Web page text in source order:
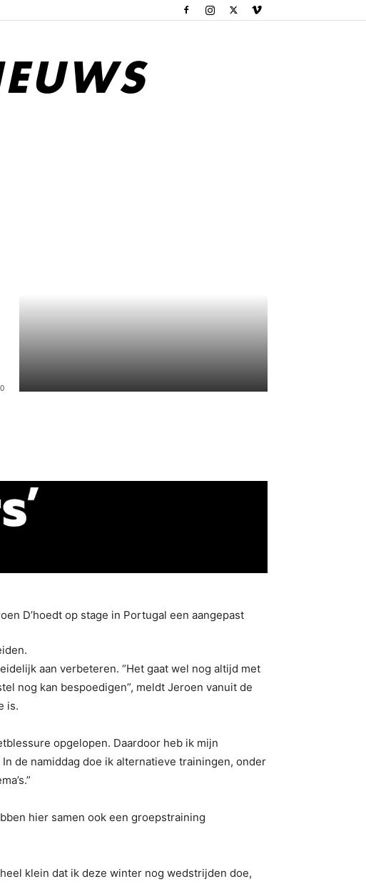
0
D’hoedt op stage in Portugal een aangepast
aan verbeteren. “Het gaat wel nog altijd met
nog kan bespoedigen”, meldt Jeroen vanuit de
is.
opgelopen. Daardoor heb ik mijn
de namiddag doe ik alternatieve trainingen, onder
hier samen ook een groepstraining
klein dat ik deze winter nog wedstrijden doe,